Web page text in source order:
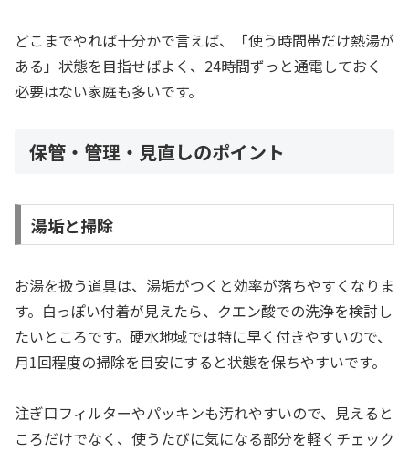
どこまでやれば十分かで言えば、「使う時間帯だけ熱湯が
ある」状態を目指せばよく、24時間ずっと通電しておく
必要はない家庭も多いです。
保管・管理・見直しのポイント
湯垢と掃除
お湯を扱う道具は、湯垢がつくと効率が落ちやすくなりま
す。白っぽい付着が見えたら、クエン酸での洗浄を検討し
たいところです。硬水地域では特に早く付きやすいので、
月1回程度の掃除を目安にすると状態を保ちやすいです。
注ぎ口フィルターやパッキンも汚れやすいので、見えると
ころだけでなく、使うたびに気になる部分を軽くチェック